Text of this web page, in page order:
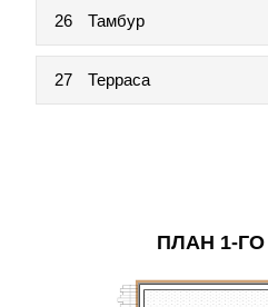
26 Тамбур
27 Терраса
ПЛАН 1-